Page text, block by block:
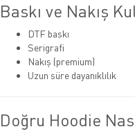
Baskı ve Nakış
DTF baskı
Serigrafi
Nakış (premium)
Uzun süre dayanıklılık
Doğru Hoodie